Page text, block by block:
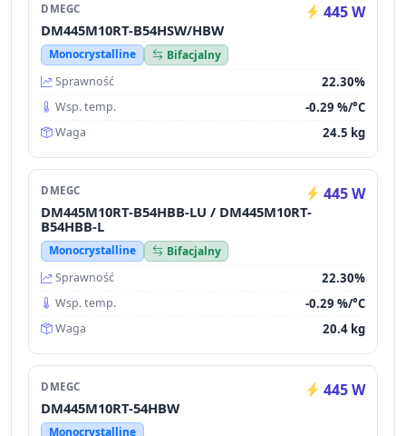
DMEGC 445 W
DM445M10RT-B54HSW/HBW
Monocrystalline
Bifacjalny
Sprawność
22.30%
Wsp. temp. -0.29 %/°C
Waga 24.5 kg
DMEGC 445 W
DM445M10RT-B54HBB-LU / DM445M10RT-
B54HBB-L
Monocrystalline
Bifacjalny
Sprawność
22.30%
Wsp. temp. -0.29 %/°C
Waga 20.4 kg
DMEGC 445 W
DM445M10RT-54HBW
Monocrystalline